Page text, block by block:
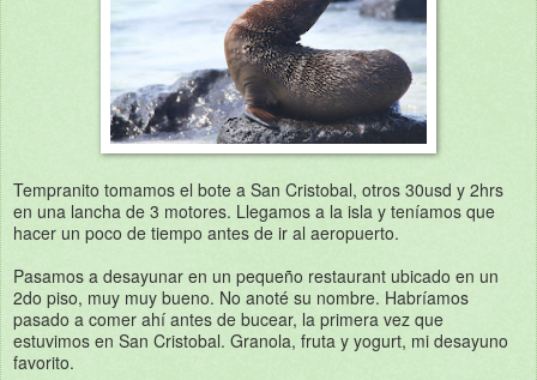
Tempranito tomamos el bote a San Cristobal, otros 30usd y 2hrs
en una lancha de 3 motores. Llegamos a la isla y teníamos que
hacer un poco de tiempo antes de ir al aeropuerto.
Pasamos a desayunar en un pequeño restaurant ubicado en un
2do piso, muy muy bueno. No anoté su nombre. Habríamos
pasado a comer ahí antes de bucear, la primera vez que
estuvimos en San Cristobal. Granola, fruta y yogurt, mi desayuno
favorito.